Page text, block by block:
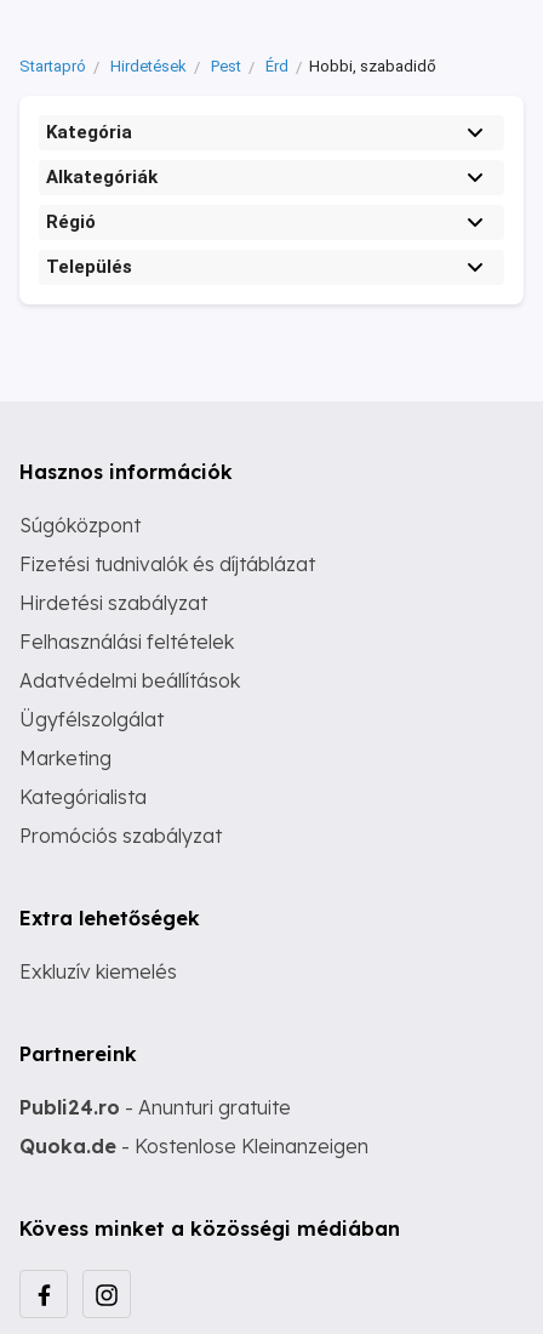
Startapró Hirdetések Pest Érd Hobbi, szabadidő
Kategória
Alkategóriák
Régió
Település
Hasznos információk
Súgóközpont
Fizetési tudnivalók és díjtáblázat
Hirdetési szabályzat
Felhasználási feltételek
Adatvédelmi beállítások
Ügyfélszolgálat
Marketing
Kategórialista
Promóciós szabályzat
Extra lehetőségek
Exkluzív kiemelés
Partnereink
Publi24.ro - Anunturi gratuite
Quoka.de - Kostenlose Kleinanzeigen
Kövess minket a közösségi médiában